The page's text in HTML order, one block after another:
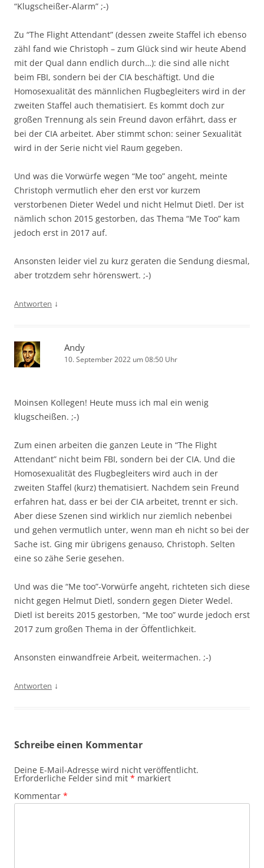
“Klugscheißer-Alarm” ;-)
Zu “The Flight Attendant” (dessen zweite Staffel ich ebenso
zähl fand wie Christoph – zum Glück sind wir heute Abend
mit der Qual dann endlich durch…): die sind alle nicht
beim FBI, sondern bei der CIA beschäftigt. Und die
Homosexualität des männlichen Flugbegleiters wird in der
zweiten Staffel auch thematisiert. Es kommt doch zur
großen Trennung als sein Freund davon erfährt, dass er
bei der CIA arbeitet. Aber stimmt schon: seiner Sexualität
wird in der Serie nicht viel Raum gegeben.
Und was die Vorwürfe wegen “Me too” angeht, meinte
Christoph vermutlich eher den erst vor kurzem
verstorbenen Dieter Wedel und nicht Helmut Dietl. Der ist
nämlich schon 2015 gestorben, das Thema “Me Too” kam
jedoch erst in 2017 auf.
Ansonsten leider viel zu kurz geraten die Sendung diesmal,
aber trotzdem sehr hörenswert. ;-)
Antworten ↓
Andy
10. September 2022 um 08:50 Uhr
Moinsen Kollegen! Heute muss ich mal ein wenig
klugscheißen. ;-)
Zum einen arbeiten die ganzen Leute in “The Flight
Attendant” nicht beim FBI, sondern bei der CIA. Und die
Homosexualität des Flugbegleiters wird auch in der
zweiten Staffel (kurz) thematisiert. Nachdem sein Freund
erfahren hat, dass er bei der CIA arbeitet, trennt er sich.
Aber diese Szenen sind wirklich nur ziemlich nebenbei
und gehen vermutlich unter, wenn man eh nicht so bei der
Sache ist. Ging mir übrigens genauso, Christoph. Selten
eine so zähe Serie gesehen.
Und was die “Me too”-Vorwürfe angeht, richteten sich diese
nicht gegen Helmut Dietl, sondern gegen Dieter Wedel.
Dietl ist bereits 2015 gestorben, “Me too” wurde jedoch erst
2017 zum großen Thema in der Öffentlichkeit.
Ansonsten einwandfreie Arbeit, weitermachen. ;-)
Antworten ↓
Schreibe einen Kommentar
Deine E-Mail-Adresse wird nicht veröffentlicht.
Erforderliche Felder sind mit * markiert
Kommentar *